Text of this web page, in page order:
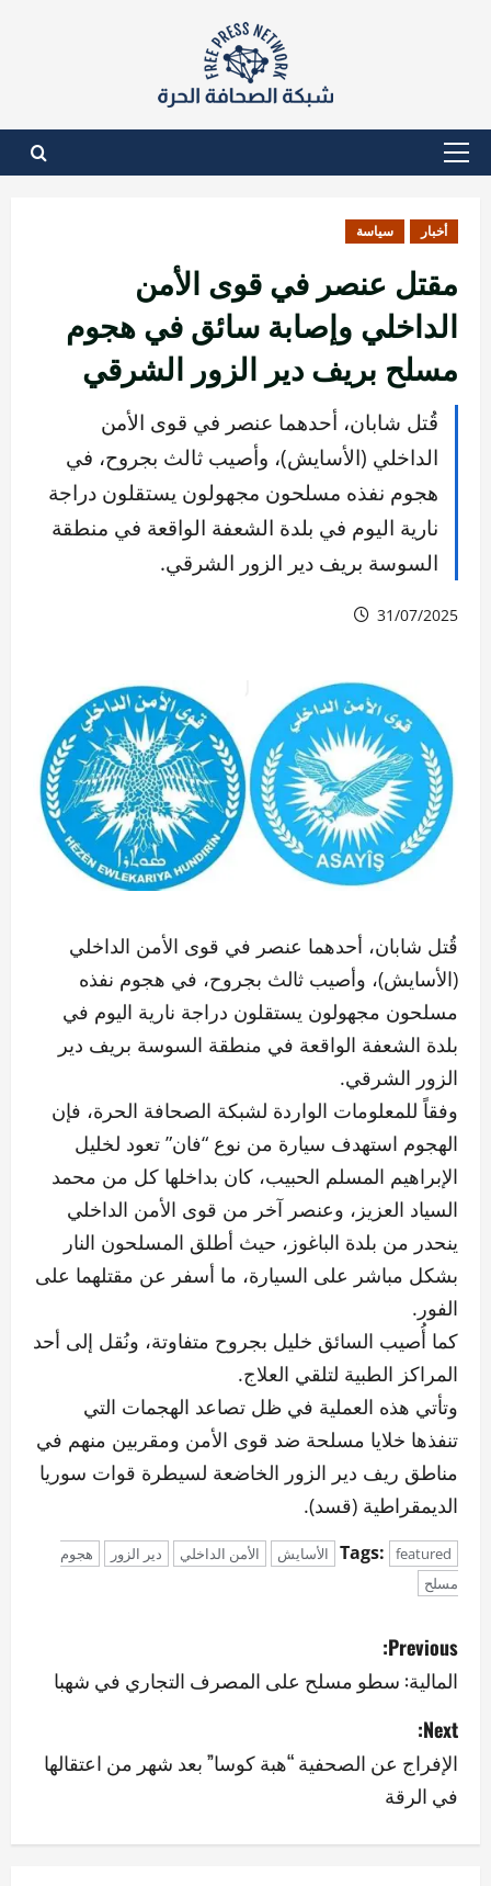
القائمة
أخبار سياسة
مقتل عنصر في قوى الأمن
الداخلي وإصابة سائق في هجوم
مسلح بريف دير الزور الشرقي
قُتل شابان، أحدهما عنصر في قوى الأمن
الداخلي (الأسايش)، وأصيب ثالث بجروح، في
هجوم نفذه مسلحون مجهولون يستقلون دراجة
نارية اليوم في بلدة الشعفة الواقعة في منطقة
السوسة بريف دير الزور الشرقي.
31/07/2025
قُتل شابان، أحدهما عنصر في قوى الأمن الداخلي
(الأسايش)، وأصيب ثالث بجروح، في هجوم نفذه
مسلحون مجهولون يستقلون دراجة نارية اليوم في
بلدة الشعفة الواقعة في منطقة السوسة بريف دير
الزور الشرقي.
وفقاً للمعلومات الواردة لشبكة الصحافة الحرة، فإن
الهجوم استهدف سيارة من نوع “فان” تعود لخليل
الإبراهيم المسلم الحبيب، كان بداخلها كل من محمد
السياد العزيز، وعنصر آخر من قوى الأمن الداخلي
ينحدر من بلدة الباغوز، حيث أطلق المسلحون النار
بشكل مباشر على السيارة، ما أسفر عن مقتلهما على
الفور.
كما أُصيب السائق خليل بجروح متفاوتة، ونُقل إلى أحد
المراكز الطبية لتلقي العلاج.
وتأتي هذه العملية في ظل تصاعد الهجمات التي
تنفذها خلايا مسلحة ضد قوى الأمن ومقربين منهم في
مناطق ريف دير الزور الخاضعة لسيطرة قوات سوريا
الديمقراطية (قسد).
Tags: featured الأسايش الأمن الداخلي دير الزور
هجوم
مسلح
P
o
s
t
n
Previous:
المالية: سطو مسلح على المصرف التجاري في شهبا
Next:
الإفراج عن الصحفية “هبة كوسا” بعد شهر من اعتقالها
في الرقة